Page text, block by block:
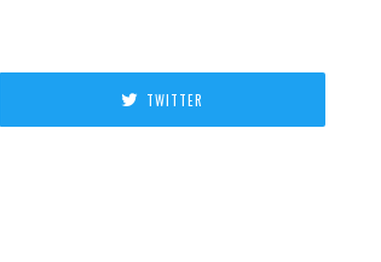
TWITTER